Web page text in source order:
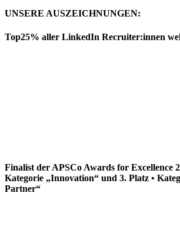
UNSERE AUSZEICHNUNGEN:
Top25% aller LinkedIn Recruiter:innen
Finalist der APSCo Awards for Excellence
Kategorie „Innovation“ und 3. Platz •
Partner“